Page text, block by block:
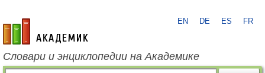
academic.ru
EN DE ES FR
Словари и энциклопедии на Академике